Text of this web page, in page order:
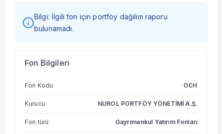
Bilgi: İlgili fon için portföy dağılım raporu
bulunamadı.
Fon Bilgileri
Fon Kodu OCH
Kurucu NUROL PORTFÖY YÖNETİMİ A.Ş.
Fon türü Gayrimenkul Yatırım Fonları